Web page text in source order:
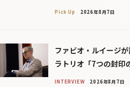
Pick Up 2026年8月7日
ファビオ・ルイージ
ラトリオ「7つの封印
INTERVIEW 2026年8月7日